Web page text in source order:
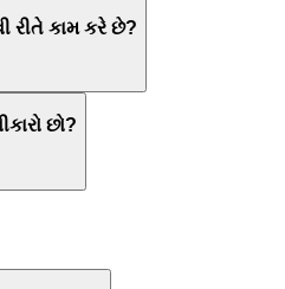
રીતે કામ કરે છે?
છો?